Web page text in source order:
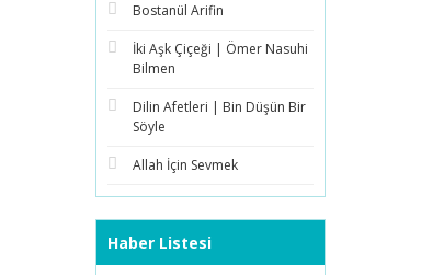
Bostanül Arifin
İki Aşk Çiçeği | Ömer Nasuhi
Bilmen
Dilin Afetleri | Bin Düşün Bir
Söyle
Allah İçin Sevmek
Haber Listesi